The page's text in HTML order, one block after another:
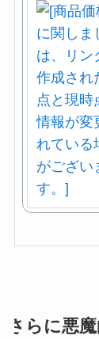
さらに悪